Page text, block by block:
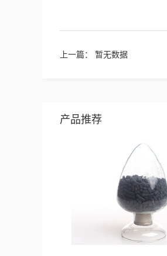
上一篇： 暂无数据
产品推荐